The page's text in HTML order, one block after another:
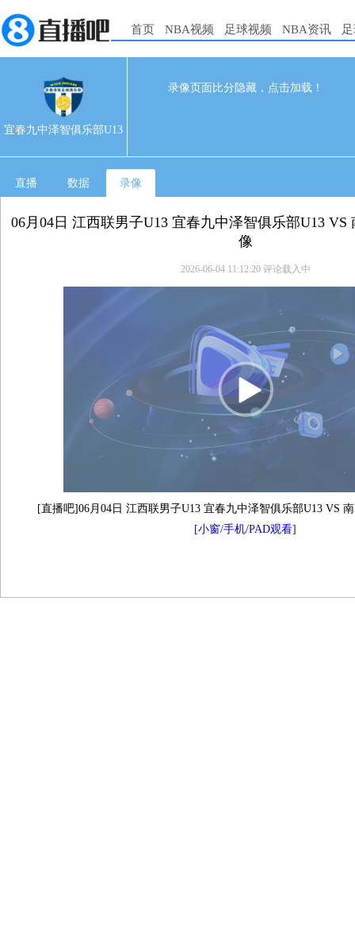
首页 NBA视频 足球视频 NBA资讯
宜春九中泽智俱乐部U13
录像页面比分隐藏，点击加载！
直播 数据 录像
06月04日 江西联男子U13 宜春九中泽智俱乐部U13 VS
像
2026-06-04 11:12:20 评论载入中
[直播吧]06月04日 江西联男子U13 宜春九中泽智俱乐部U13 VS
[小窗/手机/PAD观看]